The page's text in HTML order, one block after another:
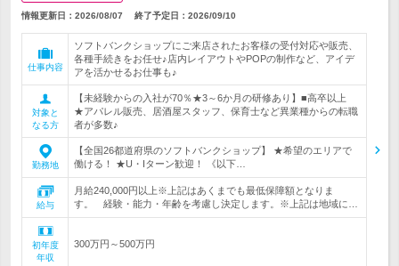
情報更新日：2026/08/07 終了予定日： 2026/09/10
仕事内容
ソフトバンクショップにご来店されたお客様の受付対応や販売、
各種手続きをお任せ♪店内レイアウトやPOPの制作など、アイデ
アを活かせるお仕事も♪
対象と
なる方
【未経験からの入社が70％★3～6か月の研修あり】■高卒以上
★アパレル販売、居酒屋スタッフ、保育士など異業種からの転職
者が多数♪
勤務地
【全国26都道府県のソフトバンクショップ】 ★希望のエリアで
働ける！ ★U・Iターン歓迎！ 《以下…
給与
月給240,000円以上※上記はあくまでも最低保障額となりま
す。 経験・能力・年齢を考慮し決定します。※上記は地域に…
初年度
年収
300万円～500万円